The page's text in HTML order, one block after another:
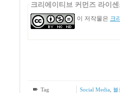
크리에이티브 커먼즈 라이
이 저작물은 크
Tag Social Media 블